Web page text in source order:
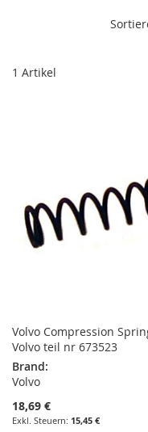
1 Artikel
Volvo Compression
Volvo teil nr 673523
Brand:
Volvo
18,69 €
15,45 €